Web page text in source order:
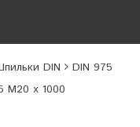
DIN
DIN 975
M20 х 1000